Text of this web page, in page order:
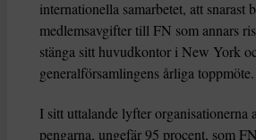
internationella samarbetet, att snarast
medlemsavgifter till FN som annars
stänga sitt huvudkontor i New York
generalförsamlingens årliga toppmöte.
I sitt uttalande lyfter organisationerna
pengarna, ungefär 95 procent, som